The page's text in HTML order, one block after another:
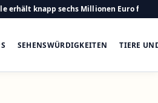
erhält knapp sechs Millionen Euro für
SEHENSWÜRDIGKEITEN TIERE